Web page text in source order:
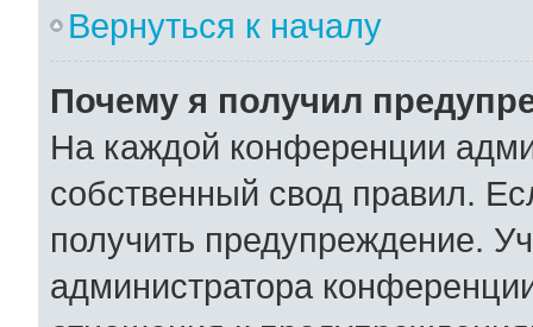
Вернуться к началу
Почему я получил
На каждой конференции
собственный свод правил.
получить предупреждение.
администратора